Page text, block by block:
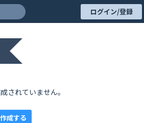
ログイン/登録
されていません。
成する